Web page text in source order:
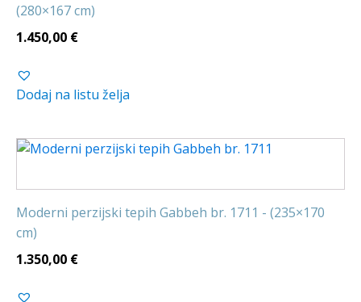
(280×167 cm)
1.450,00 €
Dodaj na listu želja
Moderni perzijski tepih Gabbeh br. 1711 - (235×170
cm)
1.350,00 €